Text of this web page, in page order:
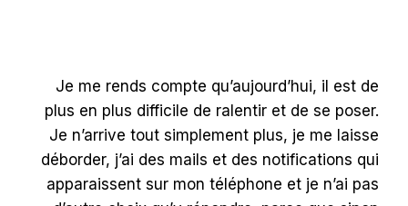
Je me rends compte qu’aujourd’hui, il est de
plus en plus difficile de ralentir et de se poser.
Je n’arrive tout simplement plus, je me laisse
déborder, j’ai des mails et des notifications qui
apparaissent sur mon téléphone et je n’ai pas